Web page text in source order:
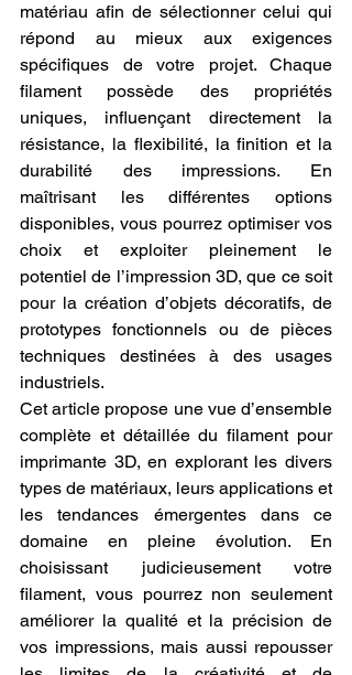
matériau afin de sélectionner celui qui
répond au mieux aux exigences
spécifiques de votre projet. Chaque
filament possède des propriétés
uniques, influençant directement la
résistance, la flexibilité, la finition et la
durabilité des impressions. En
maîtrisant les différentes options
disponibles, vous pourrez optimiser vos
choix et exploiter pleinement le
potentiel de l’impression 3D, que ce soit
pour la création d’objets décoratifs, de
prototypes fonctionnels ou de pièces
techniques destinées à des usages
industriels.
Cet article propose une vue d’ensemble
complète et détaillée du filament pour
imprimante 3D, en explorant les divers
types de matériaux, leurs applications et
les tendances émergentes dans ce
domaine en pleine évolution. En
choisissant judicieusement votre
filament, vous pourrez non seulement
améliorer la qualité et la précision de
vos impressions, mais aussi repousser